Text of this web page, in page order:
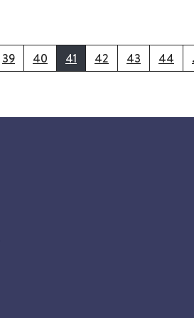
39 40 41 42 43 44